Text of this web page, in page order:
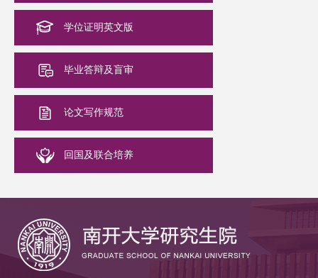
学位证明英文版
毕业答辩及盲审
论文写作规范
回国及联合培养